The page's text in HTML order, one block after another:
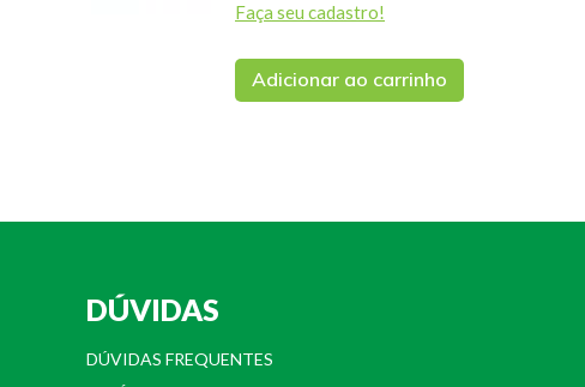
Faça seu cadastro!
Adicionar ao carrinho
DÚVIDAS
DÚVIDAS FREQUENTES